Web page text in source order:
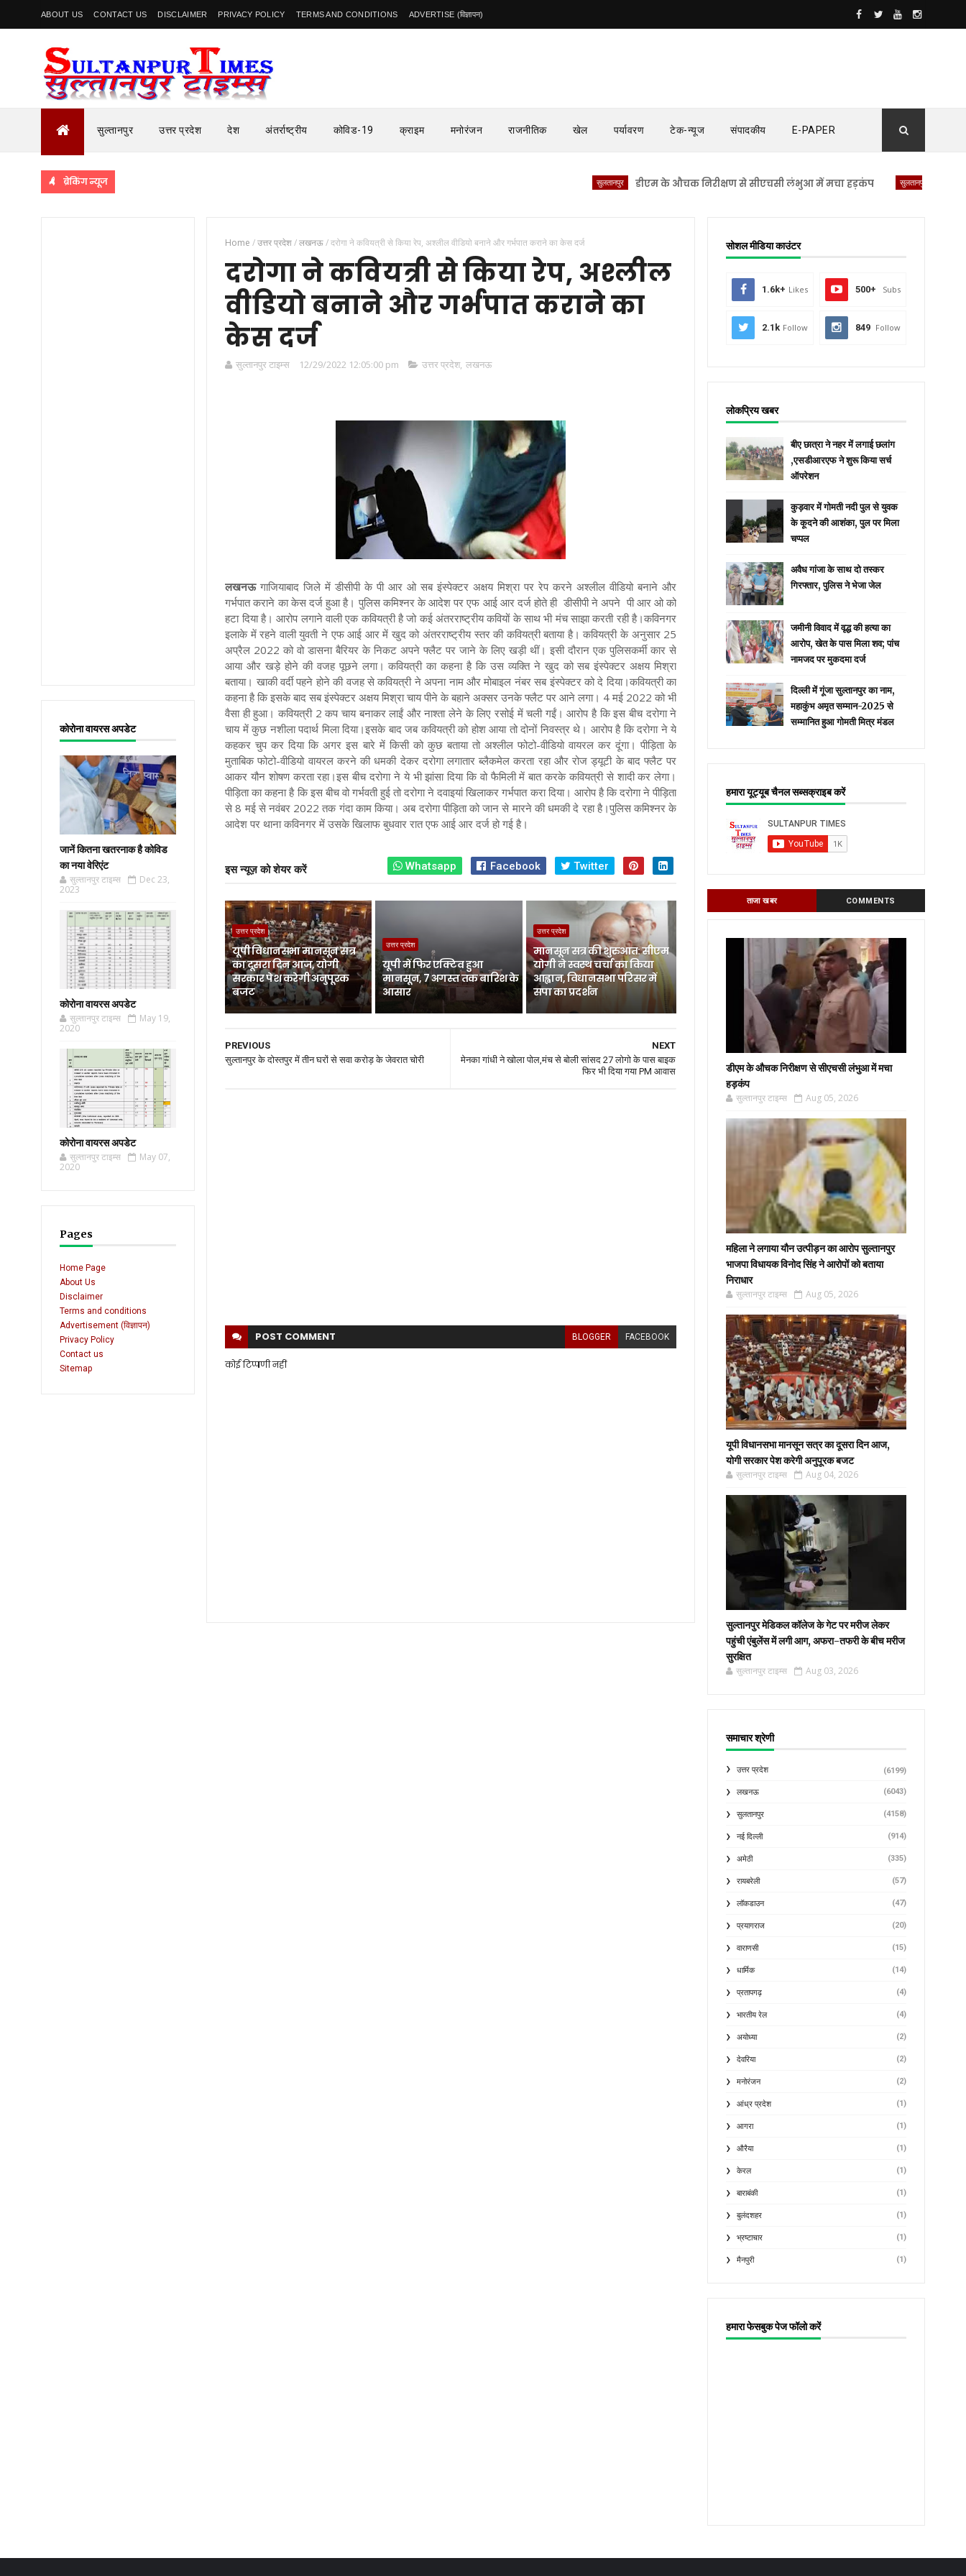
ABOUT US CONTACT US DISCLAIMER PRIVACY POLICY TERMS AND CONDITIONS ADVERTISE (विज्ञापन)
सुल्तानपुर उत्तर प्रदेश देश अंतर्राष्ट्रीय कोविड-19 क्राइम मनोरंजन राजनीतिक खेल पर्यावरण टेक-न्यूज संपादकीय E-PAPER
ब्रेकिंग न्यूज डीएम के औचक निरीक्षण से सीएचसी लंभुआ में मचा हड़कंप सुलतानपुर महिला ने
कोरोना वायरस अपडेट
जानें कितना खतरनाक है कोविड
का नया वेरिएंट
सुल्तानपुर टाइम्स
Dec 23,
2023
कोरोना वायरस अपडेट
सुल्तानपुर टाइम्स
May 19,
2020
कोरोना वायरस अपडेट
सुल्तानपुर टाइम्स
May 07,
2020
Pages
Home Page
About Us
Disclaimer
Terms and conditions
Advertisement (विज्ञापन)
Privacy Policy
Contact us
Sitemap
Home /उत्तर प्रदेश/लखनऊ/दरोगा ने कवियत्री से किया रेप, अश्लील वीडियो बनाने और गर्भपात कराने का केस दर्ज
दरोगा ने कवियत्री से किया रेप, अश्लील
वीडियो बनाने और गर्भपात कराने का
केस दर्ज
सुल्तानपुर टाइम्स 12/29/2022 12:05:00 pm उत्तर प्रदेश, लखनऊ
लखनऊगाजियाबाद जिले में डीसीपी के पी आर ओ सब इंस्पेक्टर अक्षय मिश्रा पर रेप करने अश्लील वीडियो बनाने और
गर्भपात कराने का केस दर्ज हुआ है। पुलिस कमिश्नर के आदेश पर एफ आई आर दर्ज होते ही डीसीपी ने अपने पी आर ओ को
हटा दिया है। आरोप लगाने वाली एक कवियत्री है जो कई अंतरराष्ट्रीय कवियों के साथ भी मंच साझा करती रही है।कविनगर
इलाके में रहने वाली युवती ने एफ आई आर में खुद को अंतरराष्ट्रीय स्तर की कवियत्री बताया है। कवियत्री के अनुसार 25
अप्रैल 2022 को वो डासना बैरियर के निकट अपने फ्लैट पर जाने के लिए खड़ी थीं। इसी दौरान एक पुलिसकर्मी कार से
आया और खड़े होने की वजह पूछने लगा। कवियत्री का कहना है कि उस व्यक्ति ने खुद को सब इंस्पेक्टर अक्षय मिश्रा
बताया। खाकी वर्दी पहने होने की वजह से कवियत्री ने अपना नाम और मोबाइल नंबर सब इंस्पेक्टर को दे दिया।कवियत्री का
कहना है कि इसके बाद सब इंस्पेक्टर अक्षय मिश्रा चाय पीने के बहाने अक्सर उनके फ्लैट पर आने लगा। 4 मई 2022 को भी
वैसा ही हुआ। कवियत्री 2 कप चाय बनाकर लाईं और नाश्ता लेने के लिए रसोई में चली गईं। आरोप है कि इस बीच दरोगा ने
चाय में कुछ नशीला पदार्थ मिला दिया।इसके बाद जब कवियत्री को होश आया तो दोनों निवस्त्र थे। आरोप है कि दरोगा ने ये
कहकर चुप कर दिया कि अगर इस बारे में किसी को कुछ बताया तो अश्लील फोटो-वीडियो वायरल कर दूंगा। पीड़िता के
मुताबिक फोटो-वीडियो वायरल करने की धमकी देकर दरोगा लगातार ब्लैकमेल करता रहा और रोज ड्यूटी के बाद फ्लैट पर
आकर यौन शोषण करता रहा।इस बीच दरोगा ने ये भी झांसा दिया कि वो फैमिली में बात करके कवियत्री से शादी कर लेगा।
पीड़िता का कहना है कि इस बीच वो गर्भवती हुई तो दरोगा ने दवाइयां खिलाकर गर्भपात करा दिया। आरोप है कि दरोगा ने पीड़िता
से 8 मई से नवंबर 2022 तक गंदा काम किया। अब दरोगा पीड़िता को जान से मारने की धमकी दे रहा है।पुलिस कमिश्नर के
आदेश पर थाना कविनगर में उसके खिलाफ बुधवार रात एफ आई आर दर्ज हो गई है।
इस न्यूज़ को शेयर करें Whatsapp Facebook Twitter
उत्तर प्रदेश
यूपी विधानसभा मानसून सत्र
का दूसरा दिन आज, योगी
सरकार पेश करेगी अनुपूरक
बजट
उत्तर प्रदेश
यूपी में फिर एक्टिव हुआ
मानसून, 7 अगस्त तक बारिश के
आसार
उत्तर प्रदेश
मानसून सत्र की शुरुआत: सीएम
योगी ने स्वस्थ चर्चा का किया
आह्वान, विधानसभा परिसर में
सपा का प्रदर्शन
NEXT
मेनका गांधी ने खोला पोल,मंच से बोली सांसद 27 लोगो के पास बाइक
फिर भी दिया गया PM आवास
PREVIOUS
सुल्तानपुर के दोस्तपुर में तीन घरों से सवा करोड़ के जेवरात चोरी
POST COMMENT BLOGGER FACEBOOK
कोई टिप्पणी नहीं
सोशल मीडिया काउंटर
1.6k+ Likes 500+ Subs
2.1k Follow 849 Follow
लोकप्रिय खबर
बीए छात्रा ने नहर में लगाई छलांग
,एसडीआरएफ ने शुरू किया सर्च
ऑपरेशन
कुड़वार में गोमती नदी पुल से युवक
के कूदने की आशंका, पुल पर मिला
चप्पल
अवैध गांजा के साथ दो तस्कर
गिरफ्तार, पुलिस ने भेजा जेल
जमीनी विवाद में वृद्ध की हत्या का
आरोप, खेत के पास मिला शव; पांच
नामजद पर मुकदमा दर्ज
दिल्ली में गूंजा सुल्तानपुर का नाम,
महाकुंभ अमृत सम्मान-2025 से
सम्मानित हुआ गोमती मित्र मंडल
हमारा यूट्यूब चैनल सब्सक्राइब करें
ताजा खबर COMMENTS
डीएम के औचक निरीक्षण से सीएचसी लंभुआ में मचा
हड़कंप
सुल्तानपुर टाइम्स Aug 05, 2026
महिला ने लगाया यौन उत्पीड़न का आरोप सुल्तानपुर
भाजपा विधायक विनोद सिंह ने आरोपों को बताया
निराधार
सुल्तानपुर टाइम्स Aug 05, 2026
यूपी विधानसभा मानसून सत्र का दूसरा दिन आज,
योगी सरकार पेश करेगी अनुपूरक बजट
सुल्तानपुर टाइम्स Aug 04, 2026
सुल्तानपुर मेडिकल कॉलेज के गेट पर मरीज लेकर
पहुंची एंबुलेंस में लगी आग, अफरा-तफरी के बीच मरीज
सुरक्षित
सुल्तानपुर टाइम्स Aug 03, 2026
समाचार श्रेणी
उत्तर प्रदेश (6199)
लखनऊ (6043)
सुलतानपुर (4158)
नई दिल्ली (914)
अमेठी (335)
रायबरेली (57)
लॉकडाउन (47)
प्रयागराज (20)
वाराणसी (15)
धार्मिक (14)
प्रतापगढ़ (4)
भारतीय रेल (4)
अयोध्या (2)
देवरिया (2)
मनोरंजन (2)
आंध्र प्रदेश (1)
आगरा (1)
औरैया (1)
केरल (1)
बाराबंकी (1)
बुलंदशहर (1)
भ्रष्टाचार (1)
मैनपुरी (1)
हमारा फेसबुक पेज फॉलो करें